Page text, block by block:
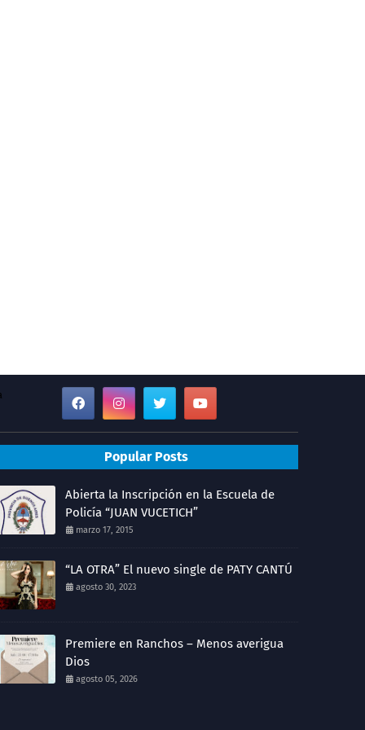
Popular Posts
Abierta la Inscripción en la Escuela de
Policía “JUAN VUCETICH”
marzo 17, 2015
“LA OTRA” El nuevo single de PATY CANTÚ
agosto 30, 2023
Premiere en Ranchos – Menos averigua
Dios
agosto 05, 2026